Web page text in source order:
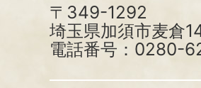
〒349-1292
埼玉県加須市麦倉
電話番号：0280-